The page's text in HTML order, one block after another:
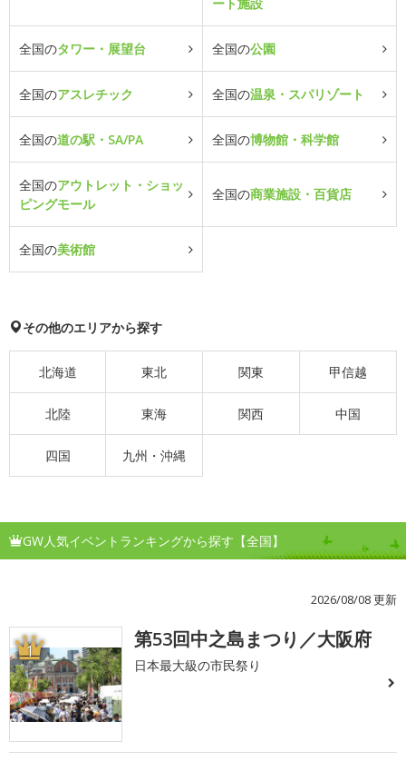
全国のタワー・展望台 全国の公園
全国のアスレチック 全国の温泉・スパリゾート
全国の道の駅・SA/PA 全国の博物館・科学館
全国のアウトレット・ショッ
ピングモール
全国の商業施設・百貨店
全国の美術館
その他のエリアから探す
北海道 東北 関東 甲信越
北陸 東海 関西 中国
四国 九州・沖縄
GW人気イベントランキングから探す【全国】
2026/08/08 更新
1 第53回中之島まつり／大阪府
日本最大級の市民祭り